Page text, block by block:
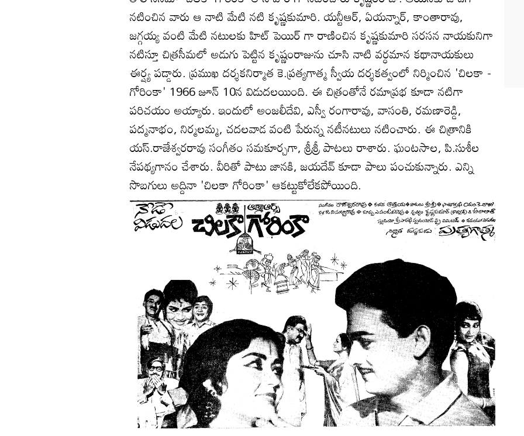
నటించిన వారు ఆ నాటి మేటి నటి కృష్ణకుమారి. యన్టీఆర్, ఏయన్నార్, కాంతారావు,
జగ్గయ్య వంటి మేటి నటులకు హిట్ పెయిర్ గా రాణించిన కృష్ణకుమారి సరసన నాయకునిగా
నటిస్తూ చిత్రసీమలో అడుగు పెట్టిన కృష్ణంరాజును చూసి నాటి వర్ధమాన కథానాయకులు
ఈర్ష్య పడ్డారు. ప్రముఖ దర్శకనిర్మాత కె.ప్రత్యగాత్మ స్వీయ దర్శకత్వంలో నిర్మించిన 'చిలకా -
గోరింకా' 1966 జూన్ 10న విడుదలయింది. ఈ చిత్రంతోనే రమాప్రభ కూడా నటిగా
పరిచయం అయ్యారు. ఇందులో అంజలీదేవి, ఎస్వీ రంగారావు, వాసంతి, రమణారెడ్డి,
పద్మనాభం, నిర్మలమ్మ, చదలవాడ వంటి పేరున్న నటీనటులు నటించారు. ఈ చిత్రానికి
యస్.రాజేశ్వరరావు సంగీతం సమకూర్చగా, శ్రీశ్రీ పాటలు రాశారు. ఘంటసాల, పి.సుశీల
నేపథ్యగానం చేశారు. వీరితో పాటు జానకి, జయదేవ్ కూడా పాలు పంచుకున్నారు. ఎన్ని
సొబగులు అద్దినా 'చిలకా గోరింకా' ఆకట్టుకోలేకపోయింది.